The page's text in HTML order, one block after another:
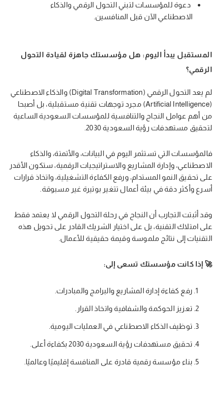
دعوة للمؤسسات لتبني التحول الرقمي والذكاء
الاصطناعي الآن قبل المنافسين.
المستقبل يبدأ اليوم: هل مؤسستك جاهزة لقيادة التحول
الرقمي؟
لم يعد التحول الرقمي (Digital Transformation) والذكاء الاصطناعي
(Artificial Intelligence) مجرد توجهات تقنية مستقبلية، بل أصبحا
من أهم عوامل النجاح والتنافسية للمؤسسات السعودية الساعية
لتحقيق مستهدفات رؤية السعودية 2030.
فالمؤسسات التي تستثمر اليوم في البيانات، والأتمتة، والذكاء
الاصطناعي، وإدارة المشاريع والاستراتيجيات الرقمية، ستكون الأقدر
على تحقيق النمو المستدام، ورفع الكفاءة التشغيلية، واتخاذ قرارات
أسرع وأكثر دقة في بيئة أعمال تتغير بوتيرة غير مسبوقة.
وقد أثبتت التجارب أن النجاح في رحلة التحول الرقمي لا يعتمد فقط
على امتلاك التقنية، بل على اختيار الشريك القادر على تحويل هذه
التقنيات إلى نتائج ملموسة وقيمة حقيقية للأعمال.
🚀 إذا كانت مؤسستك تسعى إلى:
رفع كفاءة إدارة المشاريع والبرامج والمبادرات.
تعزيز الحوكمة والشفافية واتخاذ القرار.
توظيف الذكاء الاصطناعي في العمليات اليومية.
تحقيق مستهدفات رؤية السعودية 2030 بكفاءة أعلى.
بناء مؤسسة رقمية قادرة على المنافسة إقليميًا وعالميًا.